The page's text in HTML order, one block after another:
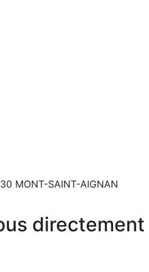
MONT-SAINT-AIGNAN
directement